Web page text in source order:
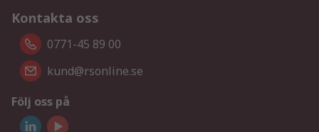
Kontakta oss
0771-45 89 00
kund@rsonline.se
Följ oss på